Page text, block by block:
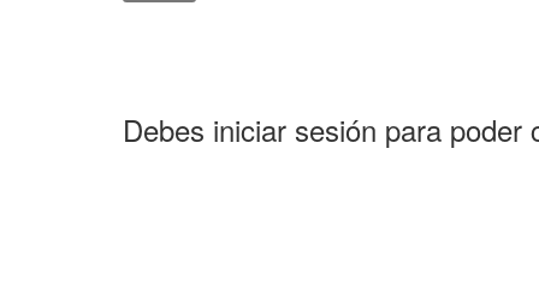
Debes iniciar sesión para poder